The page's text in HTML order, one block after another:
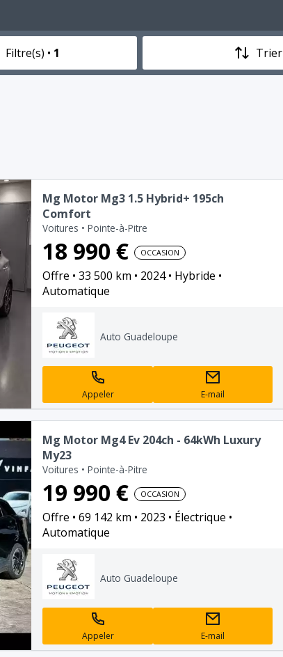
Filtre(s) • 1 Trier
Mg Motor Mg3 1.5 Hybrid+ 195ch
Comfort
Voitures • Pointe-à-Pitre
18 990 € OCCASION
Offre 33 500 km 2024 Hybride
Automatique
Auto Guadeloupe
Appeler E-mail
Mg Motor Mg4 Ev 204ch - 64kWh Luxury
My23
Voitures • Pointe-à-Pitre
19 990 € OCCASION
Offre 69 142 km 2023
Électrique
Automatique
Auto Guadeloupe
Appeler E-mail